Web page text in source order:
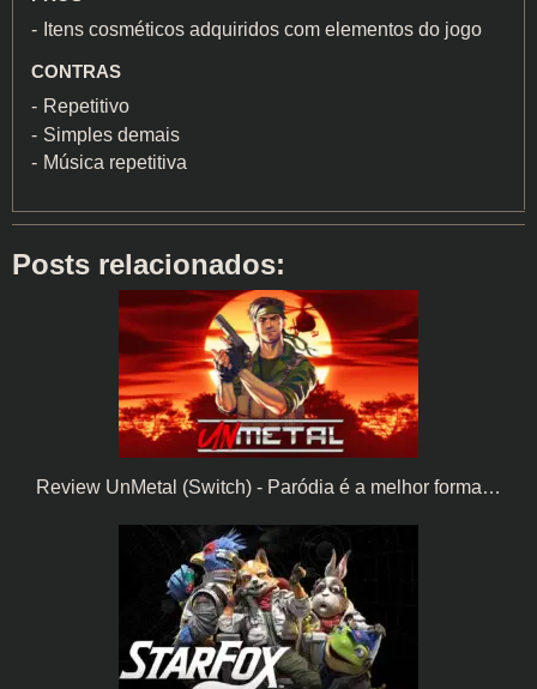
Itens cosméticos adquiridos com elementos do jogo
CONTRAS
Repetitivo
Simples demais
Música repetitiva
Posts relacionados:
Review UnMetal (Switch) - Paródia é a melhor forma…